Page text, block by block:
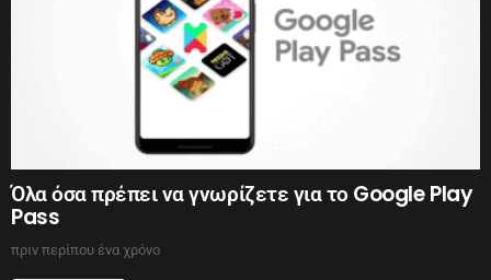
Όλα όσα πρέπει να γνωρίζετε για το Google Play
Pass
πριν περίπου ένα χρόνο